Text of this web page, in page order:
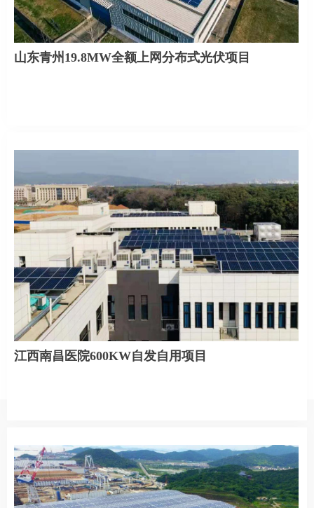
山东青州19.8MW全额上网分布式光伏项目
江西南昌医院600KW自发自用项目